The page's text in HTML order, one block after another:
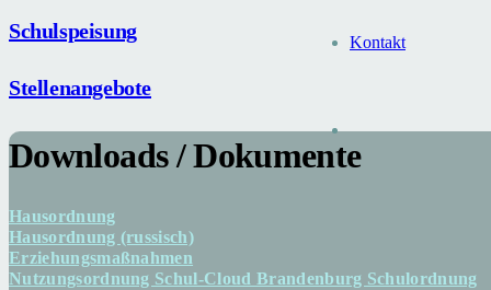
Kontakt
Schulspeisung
Stellenangebote
Downloads / Dokumente
Hausordnung
Hausordnung (russisch)
Erziehungsmaßnahmen
Nutzungsordnung Schul-Cloud Brandenburg Schulordnung